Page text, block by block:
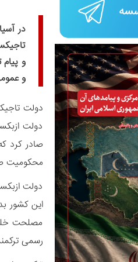
در
و
و
دولت
صادر کرد
محکومیت
دولت
این کشور
مصلحت
رسمی